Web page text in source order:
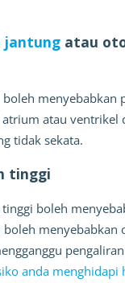
jantung atau
menyebabkan
atau ventrikel
tidak sekata.
tinggi
boleh
menyebabkan
anda menghidapi